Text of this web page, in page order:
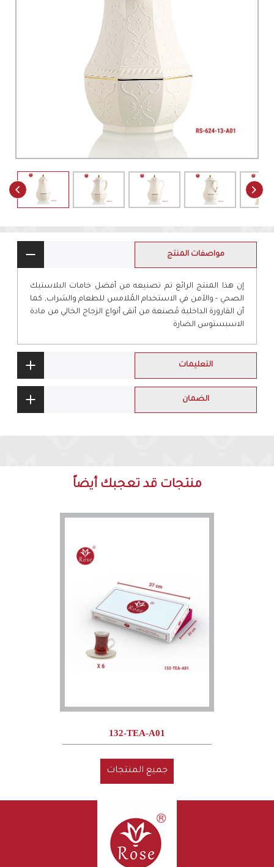
مواصفات المنتج
إن هذا المنتج الرائع تم تصنيعه من أفضل خامات البلاستيك
الصحي - والآمن في الاستخدام المُلامس للطعام والشراب, كما
أن القارورة الداخلية مُصنعة من أنقى أنواع الزجاج الخالي من مادة
الاسبستوس الضارة
التعليمات
الضمان
منتجات قد تعجبك أيضاً
132-TEA-A01
جميع المنتجات